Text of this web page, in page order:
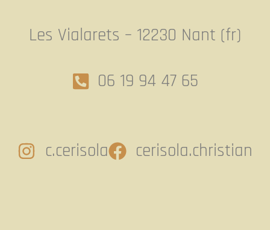
Les Vialarets – 12230 Nant (fr)
06 19 94 47 65
c.cerisola cerisola.christian